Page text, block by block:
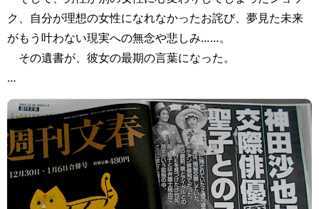
ク、自分が理想の女性になれなかったお詫び、夢見た未来
がもう叶わない現実への無念や悲しみ……。
その遺書が、彼女の最期の言葉になった。
…